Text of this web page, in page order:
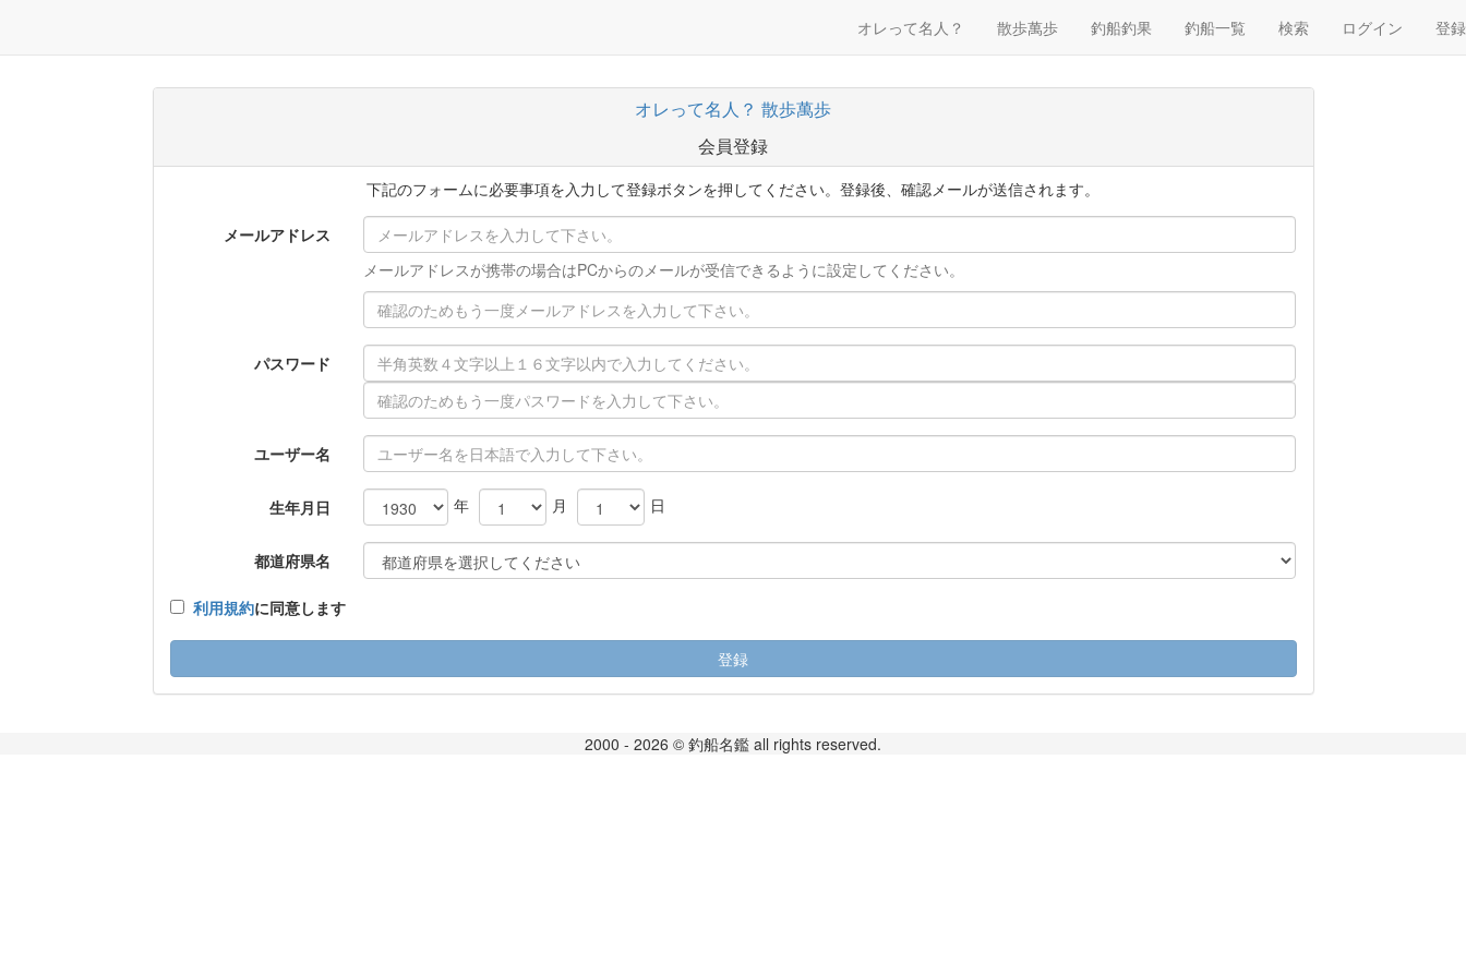
オレって名人？ 散歩萬歩 釣船釣果 釣船一覧 検索 ログイン 登録
オレって名人？ 散歩萬歩
会員登録
下記のフォームに必要事項を入力して登録ボタンを押してください。登録後、確認メールが送信されます。
メールアドレス
メールアドレスが携帯の場合はPCからのメールが受信できるように設定してください。
パスワード
ユーザー名
生年月日 年 月 日
都道府県名
利用規約に同意します
登録
2000 - 2026 © 釣船名鑑 all rights reserved.